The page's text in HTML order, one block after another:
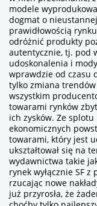
modele
dogmat o
prawidłowością
odróżnić produkty
autentycznie, tj. pod
udoskonalenia i
wprawdzie od czasu
tylko zmiana
wszystkim
towarami rynków
ich zysków. Ze
ekonomicznych
towarami, który jest
ukształtował się na
wydawnictwa takie
rynek wyłącznie SF
rzucając nowe
już przyrosła, że